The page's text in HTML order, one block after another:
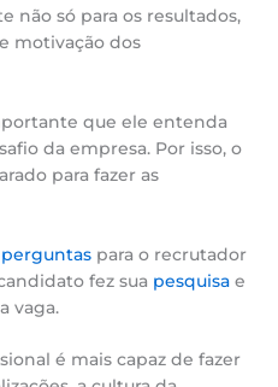
não só para os resultados,
motivação dos
que ele entenda
da empresa. Por isso, o
para fazer as
para o recrutador
fez sua pesquisa e
vaga.
é mais capaz de fazer